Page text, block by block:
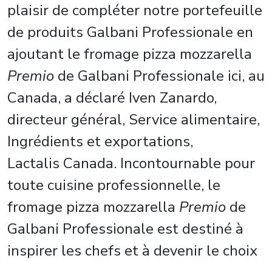
plaisir de compléter notre portefeuille
de produits Galbani Professionale en
ajoutant le fromage pizza mozzarella
Premio de Galbani Professionale ici, au
Canada, a déclaré Iven Zanardo,
directeur général, Service alimentaire,
Ingrédients et exportations,
Lactalis Canada. Incontournable pour
toute cuisine professionnelle, le
fromage pizza mozzarella Premio de
Galbani Professionale est destiné à
inspirer les chefs et à devenir le choix